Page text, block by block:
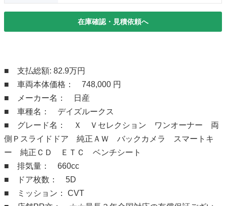
在庫確認・見積依頼へ
■ 支払総額: 82.9万円
■ 車両本体価格： 748,000 円
■ メーカー名： 日産
■ 車種名： デイズルークス
■ グレード名： Ｘ Ｖセレクション ワンオーナー 両
側Ｐスライドドア 純正ＡＷ バックカメラ スマートキ
ー 純正ＣＤ ＥＴＣ ベンチシート
■ 排気量： 660cc
■ ドア枚数： 5D
■ ミッション： CVT